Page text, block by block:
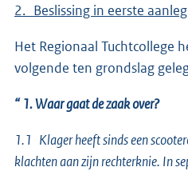
2. Beslissing in eerste aanleg
Het Regionaal Tuchtcollege
volgende ten grondslag
“ 1. Waar gaat de zaak over?
1.1 Klager heeft sinds een
klachten aan zijn rechterknie. In